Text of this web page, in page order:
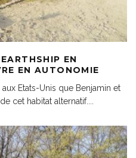
EN
EN AUTONOMIE
Etats-Unis que Benjamin et
cet habitat alternatif.